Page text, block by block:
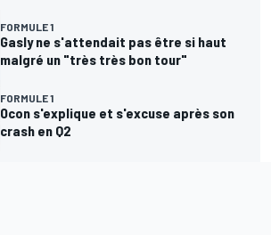
FORMULE 1
Gasly ne s'attendait pas être si haut
malgré un "très très bon tour"
FORMULE 1
Ocon s'explique et s'excuse après son
crash en Q2